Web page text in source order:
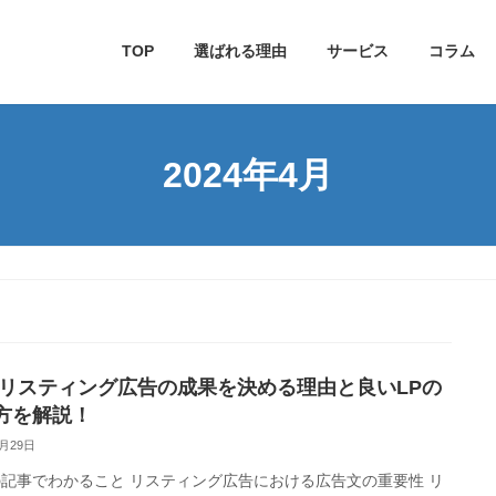
TOP 選ばれる理由 サービス コラム
2024年4月
スティング広告の成果を決める理由と良いLPの
を解説！
29日
でわかること リスティング広告における広告文の重要性 リ